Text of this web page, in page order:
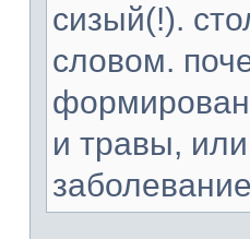
сизый(!).
словом.
и травы,